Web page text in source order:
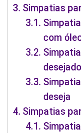
Simpatias
com
deseja
Simpatias